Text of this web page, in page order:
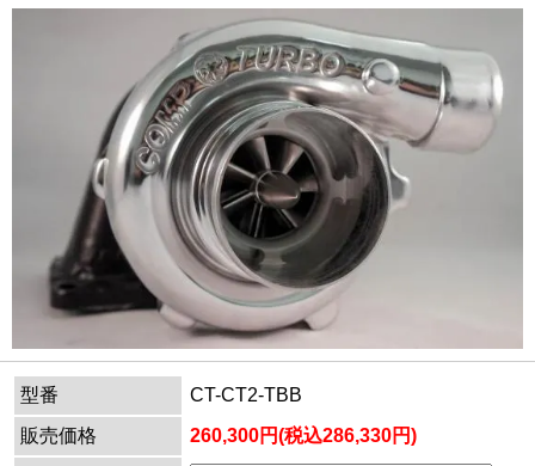
型番
CT-CT2-TBB
販売価格
260,300円(税込286,330円)